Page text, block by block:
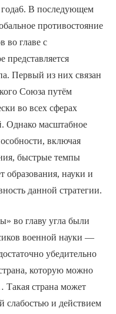
года6. В последующем
противостояние
во главе с
Первый из них связан
Союза путём
во всех сферах
Однако масштабное
включая
быстрые темпы
образования, науки и
данной стратегии.
во главу угла были
военной науки —
убедительно
которую можно
Такая страна может
слабостью и действием